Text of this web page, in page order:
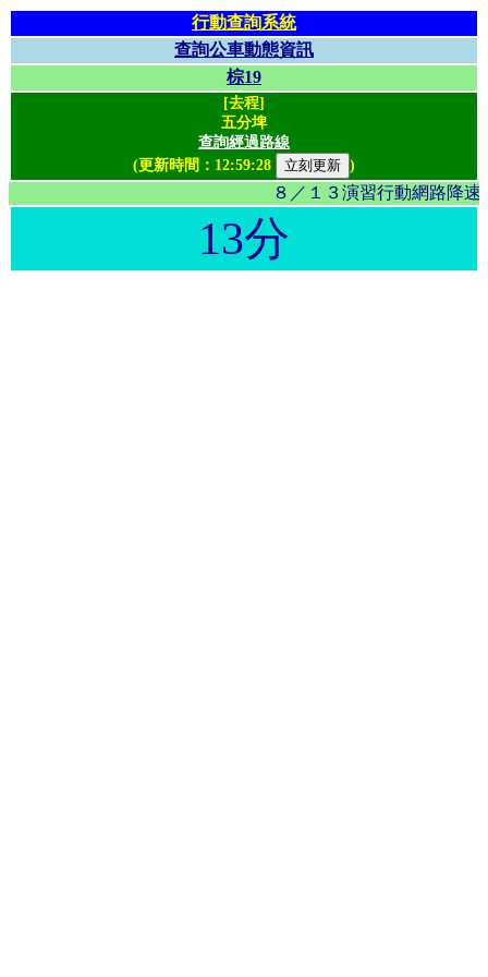
行動查詢系統
查詢公車動態資訊
棕19
[去程]
五分埤
查詢經過路線
(更新時間： 12:59:28 )
８／１３演習行動網路
13分